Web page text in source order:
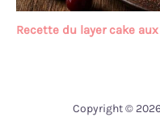
Recette du layer cake
Copyright ©